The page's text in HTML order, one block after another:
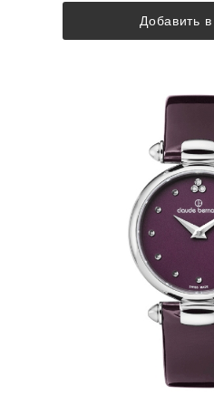
Добавить в